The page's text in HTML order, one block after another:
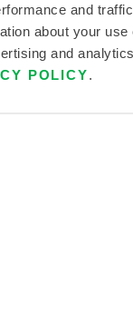
and
about your
and analytics
POLICY.
相关文件
、加拿大、墨西